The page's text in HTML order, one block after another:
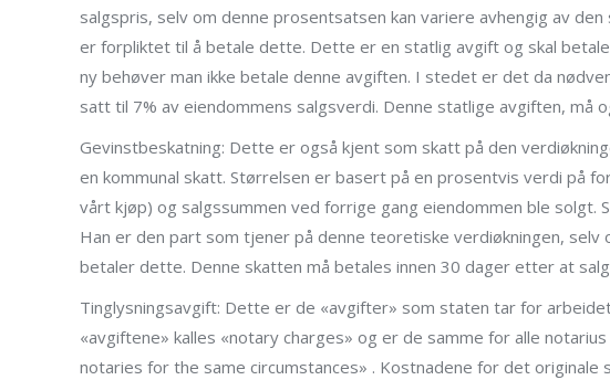
salgspris, selv om denne prosentsatsen kan variere avhengig av
er forpliktet til å betale dette. Dette er en statlig avgift og skal
ny behøver man ikke betale denne avgiften. I stedet er det da
satt til 7% av eiendommens salgsverdi. Denne statlige avgiften, må
Gevinstbeskatning: Dette er også kjent som skatt på den
en kommunal skatt. Størrelsen er basert på en prosentvis verdi på
vårt kjøp) og salgssummen ved forrige gang eiendommen ble solgt.
Han er den part som tjener på denne teoretiske verdiøkningen,
betaler dette. Denne skatten må betales innen 30 dager etter at
Tinglysningsavgift: Dette er de «avgifter» som staten tar for
«avgiftene» kalles «notary charges» og er de samme for alle
notaries for the same circumstances» . Kostnadene for det